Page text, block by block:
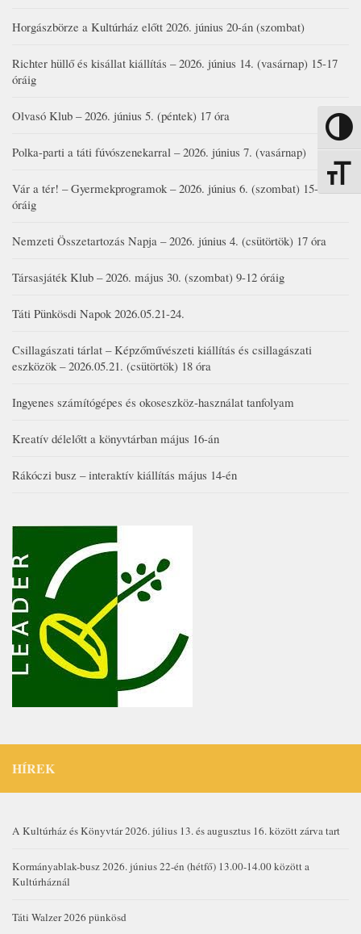
Nagy
Horgászbörze a Kultúrház előtt 2026. június 20-án (szombat)
Richter hüllő és kisállat kiállítás – 2026. június 14. (vasárnap) 15-17
óráig
Olvasó Klub – 2026. június 5. (péntek) 17 óra
Polka-parti a táti fúvószenekarral – 2026. június 7. (vasárnap)
Vár a tér! – Gyermekprogramok – 2026. június 6. (szombat) 15-19
óráig
Nemzeti Összetartozás Napja – 2026. június 4. (csütörtök) 17 óra
Társasjáték Klub – 2026. május 30. (szombat) 9-12 óráig
Táti Pünkösdi Napok 2026.05.21-24.
Csillagászati tárlat – Képzőművészeti kiállítás és csillagászati
eszközök – 2026.05.21. (csütörtök) 18 óra
Ingyenes számítógépes és okoseszköz-használat tanfolyam
Kreatív délelőtt a könyvtárban május 16-án
Rákóczi busz – interaktív kiállítás május 14-én
HÍREK
A Kultúrház és Könyvtár 2026. július 13. és augusztus 16. között zárva tart
Kormányablak-busz 2026. június 22-én (hétfő) 13.00-14.00 között a
Kultúrháznál
Táti Walzer 2026 pünkösd